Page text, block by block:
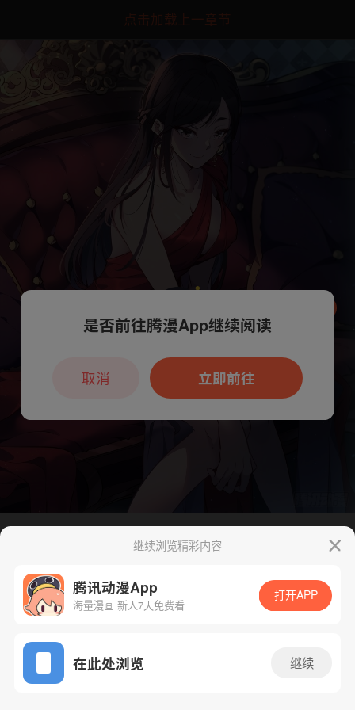
点击加载上一章节
App免费看
腾漫App免费看
继续浏览精彩内容
腾讯动漫App
海量漫画 新人7天免费看
打开APP
在此处浏览 继续
本章节仅支持App阅读，可打开App新用
户7天免费看
是否前往腾漫App继续阅读
立即前往
取消